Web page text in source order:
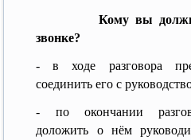
Кому вы
звонке?
- в ходе разговора
соединить его с
- по окончании
доложить о нём